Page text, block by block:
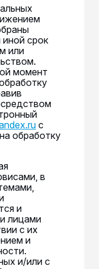
срок
или
момент
с
обработку
в
и
лицами
с их
и
и/или с